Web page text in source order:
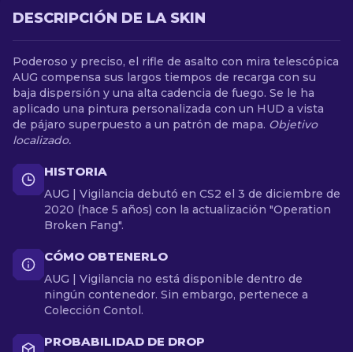
DESCRIPCIÓN DE LA SKIN
Poderoso y preciso, el rifle de asalto con mira telescópica
AUG compensa sus largos tiempos de recarga con su
baja dispersión y una alta cadencia de fuego. Se le ha
aplicado una pintura personalizada con un HUD a vista
de pájaro superpuesto a un patrón de mapa. Objetivo
localizado.
HISTORIA
AUG | Vigilancia debutó en CS2 el 3 de diciembre de
2020 (hace 5 años) con la actualización "Operation
Broken Fang".
CÓMO OBTENERLO
AUG | Vigilancia no está disponible dentro de
ningún contenedor. Sin embargo, pertenece a
Colección Contol.
PROBABILIDAD DE DROP